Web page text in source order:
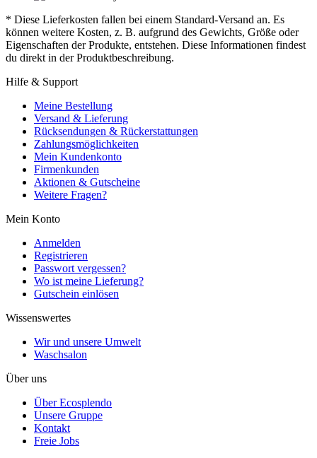
* Diese Lieferkosten fallen bei einem Standard-Versand an. Es
können weitere Kosten, z. B. aufgrund des Gewichts, Größe oder
Eigenschaften der Produkte, entstehen. Diese Informationen findest
du direkt in der Produktbeschreibung.
Hilfe & Support
Meine Bestellung
Versand & Lieferung
Rücksendungen & Rückerstattungen
Zahlungsmöglichkeiten
Mein Kundenkonto
Firmenkunden
Aktionen & Gutscheine
Weitere Fragen?
Mein Konto
Anmelden
Registrieren
Passwort vergessen?
Wo ist meine Lieferung?
Gutschein einlösen
Wissenswertes
Wir und unsere Umwelt
Waschsalon
Über uns
Über Ecosplendo
Unsere Gruppe
Kontakt
Freie Jobs